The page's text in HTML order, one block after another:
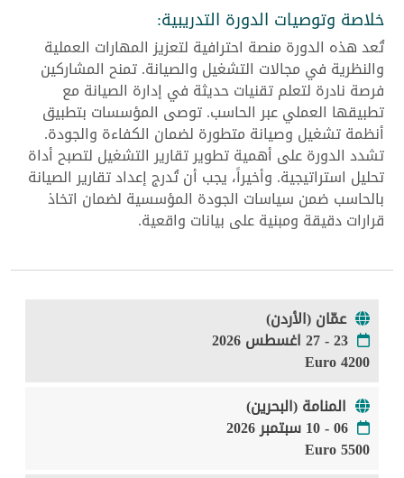
خلاصة وتوصيات الدورة التدريبية:
تُعد هذه الدورة منصة احترافية لتعزيز المهارات العملية
والنظرية في مجالات التشغيل والصيانة. تمنح المشاركين
فرصة نادرة لتعلم تقنيات حديثة في إدارة الصيانة مع
تطبيقها العملي عبر الحاسب. توصى المؤسسات بتطبيق
أنظمة تشغيل وصيانة متطورة لضمان الكفاءة والجودة.
تشدد الدورة على أهمية تطوير تقارير التشغيل لتصبح أداة
تحليل استراتيجية. وأخيراً، يجب أن تُدرج إعداد تقارير الصيانة
بالحاسب ضمن سياسات الجودة المؤسسية لضمان اتخاذ
قرارات دقيقة ومبنية على بيانات واقعية.
عمّان (الأردن)
23 - 27 اغسطس 2026
4200 Euro
المنامة (البحرين)
06 - 10 سبتمبر 2026
5500 Euro